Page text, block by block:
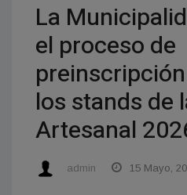
La
el proceso de
los stands de
Artesanal
admin 15 Mayo,